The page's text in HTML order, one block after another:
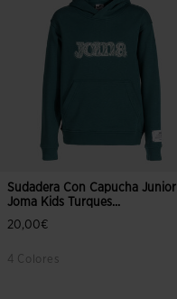
Sudadera Con Capucha Junior
Joma Kids Turques...
20,00€
4 Colores